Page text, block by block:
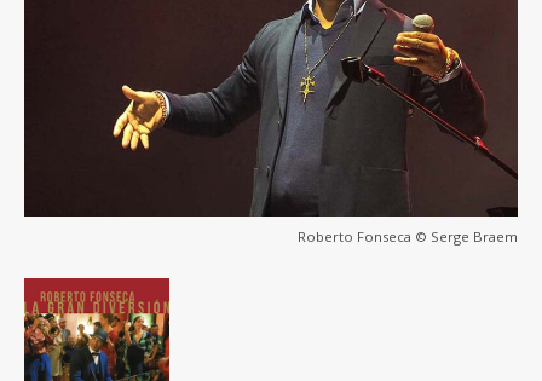
Roberto Fonseca © Serge Braem